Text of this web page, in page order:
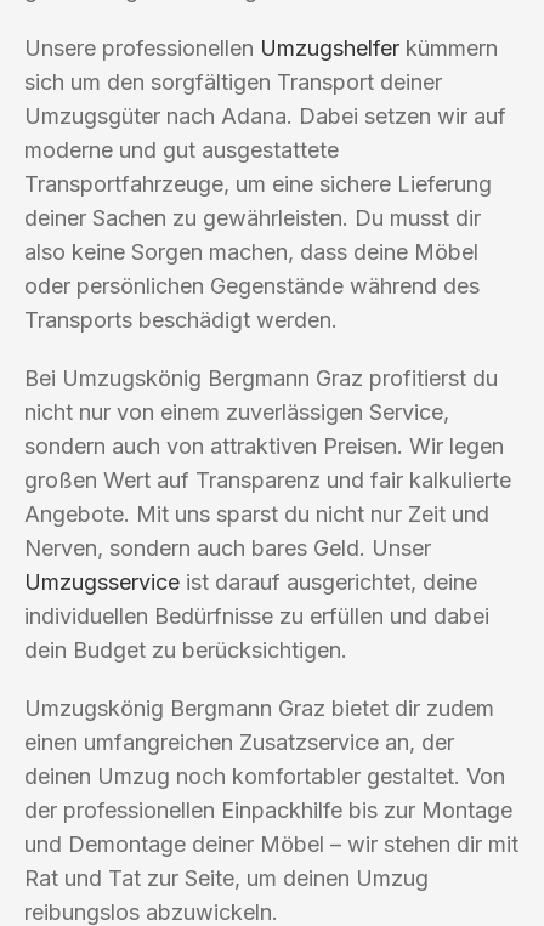
Unsere professionellen Umzugshelfer kümmern
sich um den sorgfältigen Transport deiner
Umzugsgüter nach Adana. Dabei setzen wir auf
moderne und gut ausgestattete
Transportfahrzeuge, um eine sichere Lieferung
deiner Sachen zu gewährleisten. Du musst dir
also keine Sorgen machen, dass deine Möbel
oder persönlichen Gegenstände während des
Transports beschädigt werden.
Bei Umzugskönig Bergmann Graz profitierst du
nicht nur von einem zuverlässigen Service,
sondern auch von attraktiven Preisen. Wir legen
großen Wert auf Transparenz und fair kalkulierte
Angebote. Mit uns sparst du nicht nur Zeit und
Nerven, sondern auch bares Geld. Unser
Umzugsservice ist darauf ausgerichtet, deine
individuellen Bedürfnisse zu erfüllen und dabei
dein Budget zu berücksichtigen.
Umzugskönig Bergmann Graz bietet dir zudem
einen umfangreichen Zusatzservice an, der
deinen Umzug noch komfortabler gestaltet. Von
der professionellen Einpackhilfe bis zur Montage
und Demontage deiner Möbel – wir stehen dir mit
Rat und Tat zur Seite, um deinen Umzug
reibungslos abzuwickeln.